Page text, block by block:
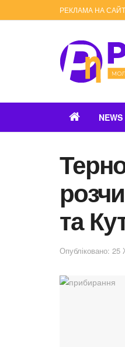
РЕКЛАМА НА
NEWS
та
Опубліковано: